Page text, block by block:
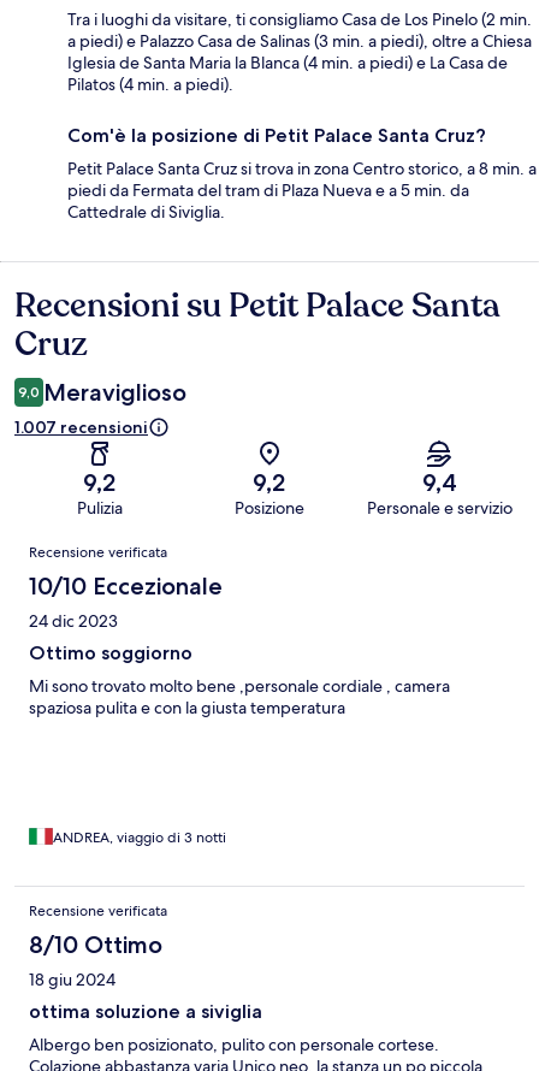
Tra i luoghi da visitare, ti consigliamo Casa de Los Pinelo (2 min.
a piedi) e Palazzo Casa de Salinas (3 min. a piedi), oltre a Chiesa
Iglesia de Santa Maria la Blanca (4 min. a piedi) e La Casa de
Pilatos (4 min. a piedi).
Com'è la posizione di Petit Palace Santa Cruz?
Petit Palace Santa Cruz si trova in zona Centro storico, a 8 min. a
piedi da Fermata del tram di Plaza Nueva e a 5 min. da
Cattedrale di Siviglia.
Recensioni
Recensioni su Petit Palace Santa
Cruz
9,0 Meraviglioso
1.007 recensioni
9,2
Pulizia
9,2
Posizione
9,4
Personale e servizio
Recensioni
Recensione verificata
10/10 Eccezionale
24 dic 2023
Ottimo soggiorno
Mi sono trovato molto bene ,personale cordiale , camera
spaziosa pulita e con la giusta temperatura
ANDREA, viaggio di 3 notti
Recensione verificata
8/10 Ottimo
18 giu 2024
ottima soluzione a siviglia
Albergo ben posizionato, pulito con personale cortese.
Colazione abbastanza varia Unico neo, la stanza un po piccola